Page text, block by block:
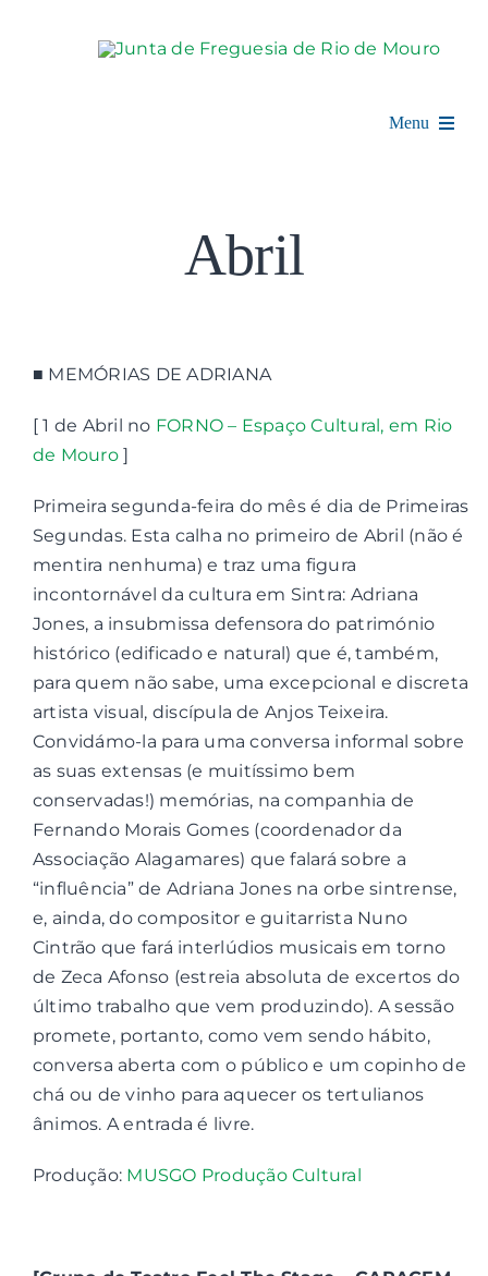
Menu
Junta de Freguesia
Balcão Digital
Notícias e Eventos
Contactos
Abril
■ MEMÓRIAS DE ADRIANA
[ 1 de Abril no FORNO – Espaço Cultural, em Rio
de Mouro]
Primeira segunda-feira do mês é dia de Primeiras
Segundas. Esta calha no primeiro de Abril (não é
mentira nenhuma) e traz uma figura
incontornável da cultura em Sintra: Adriana
Jones, a insubmissa defensora do património
histórico (edificado e natural) que é, também,
para quem não sabe, uma excepcional e discreta
artista visual, discípula de Anjos Teixeira.
Convidámo-la para uma conversa informal sobre
as suas extensas (e muitíssimo bem
conservadas!) memórias, na companhia de
Fernando Morais Gomes (coordenador da
Associação Alagamares) que falará sobre a
“influência” de Adriana Jones na orbe sintrense,
e, ainda, do compositor e guitarrista Nuno
Cintrão que fará interlúdios musicais em torno
de Zeca Afonso (estreia absoluta de excertos do
último trabalho que vem produzindo). A sessão
promete, portanto, como vem sendo hábito,
conversa aberta com o público e um copinho de
chá ou de vinho para aquecer os tertulianos
ânimos. A entrada é livre.
Produção: MUSGO Produção Cultural